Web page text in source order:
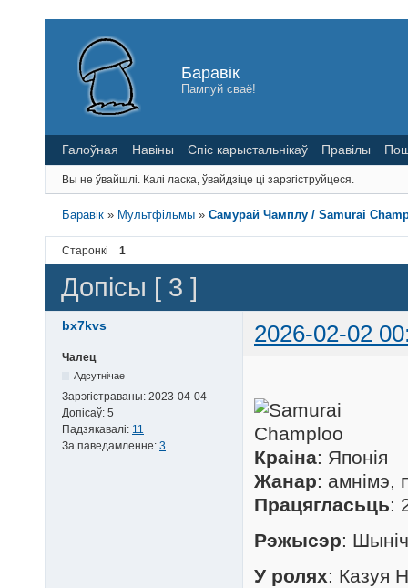
Баравік
Пампуй сваё!
Галоўная Навіны Спіс карыстальнікаў Правілы
Вы не ўвайшлі. Калі ласка, ўвайдзіце ці зарэгіструйцеся.
Баравік » Мультфільмы »Самурай Чамплу / Samurai
Старонкі 1
Допісы [ 3 ]
bx7kvs 2026-02-02
Чалец
Адсутнічае
Зарэгістраваны: 2023-04-04
Допісаў: 5
Падзякавалі: 11
За паведамленне: 3
Краіна: Японія
Жанар: амнімэ,
Працягласьць:
Рэжысэр:
У ролях: Казуя